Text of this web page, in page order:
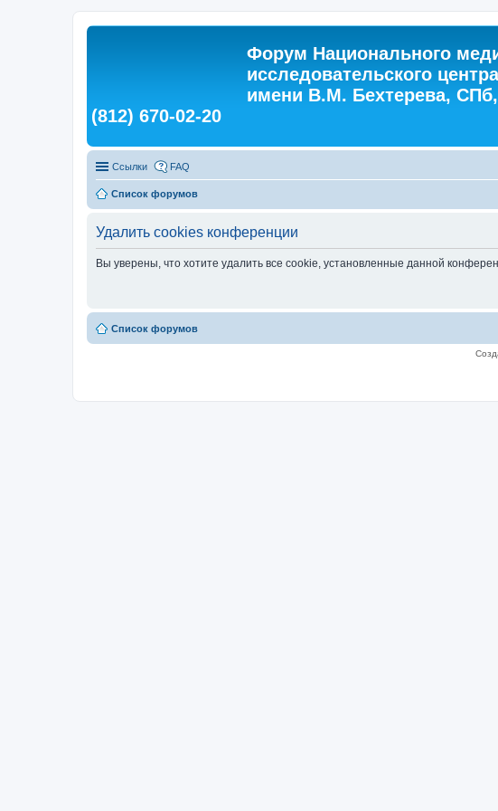
Форум Национального
исследовательского
имени В.М. Бехтерева,
(812) 670-02-20
Ссылки FAQ
Список форумов
Удалить cookies конференции
Вы уверены, что хотите удалить все cookie, установленные данной
Список форумов